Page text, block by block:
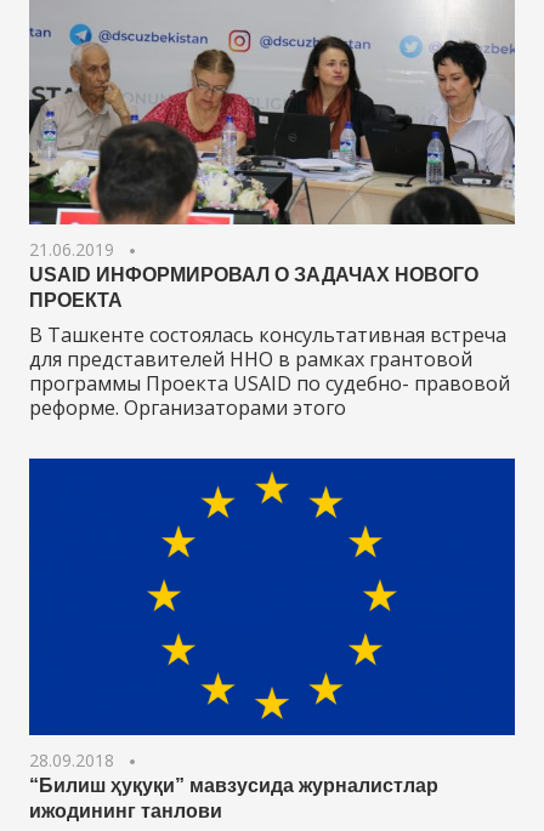
21.06.2019
USAID ИНФОРМИРОВАЛ О ЗАДАЧАХ НОВОГО
ПРОЕКТА
В Ташкенте состоялась консультативная встреча
для представителей ННО в рамках грантовой
программы Проекта USAID по судебно- правовой
реформе. Организаторами этого
28.09.2018
“Билиш ҳуқуқи” мавзусида журналистлар
ижодининг танлови